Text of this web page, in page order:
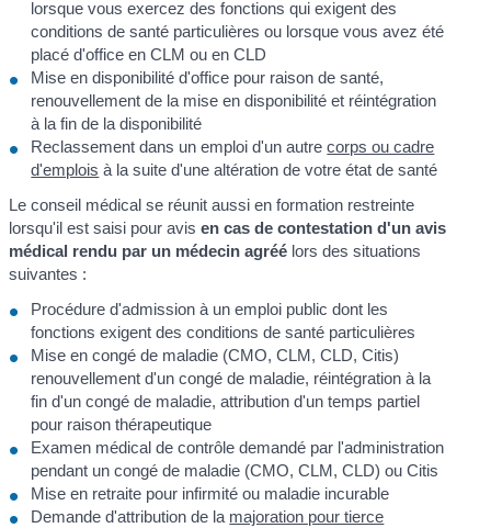
lorsque vous exercez des fonctions qui exigent des
conditions de santé particulières ou lorsque vous avez été
placé d'office en CLM ou en CLD
Mise en disponibilité d'office pour raison de santé,
renouvellement de la mise en disponibilité et réintégration
à la fin de la disponibilité
Reclassement dans un emploi d'un autrecorps ou cadre
d'emplois à la suite d'une altération de votre état de santé
Le conseil médical se réunit aussi en formation restreinte
lorsqu'il est saisi pour avisen cas de contestation d'un avis
médical rendu par un médecin agréé lors des situations
suivantes :
Procédure d'admission à un emploi public dont les
fonctions exigent des conditions de santé particulières
Mise en congé de maladie (CMO, CLM, CLD, Citis)
renouvellement d'un congé de maladie, réintégration à la
fin d'un congé de maladie, attribution d'un temps partiel
pour raison thérapeutique
Examen médical de contrôle demandé par l'administration
pendant un congé de maladie (CMO, CLM, CLD) ou Citis
Mise en retraite pour infirmité ou maladie incurable
Demande d'attribution de la majoration pour tierce